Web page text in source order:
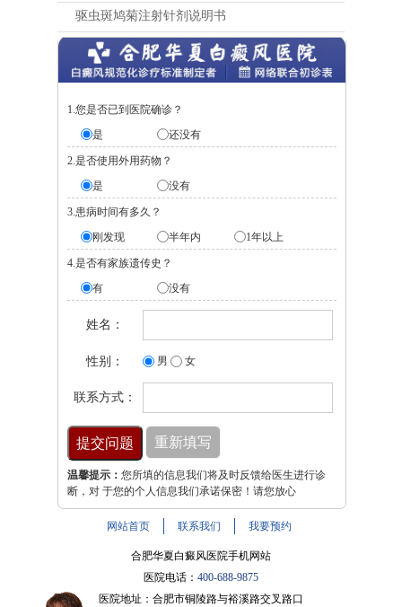
驱虫斑鸠菊注射针剂说明书
1.您是否已到医院确诊？
是
还没有
2.是否使用外用药物？
是
没有
3.患病时间有多久？
刚发现
半年内 1年以上
4.是否有家族遗传史？
有
没有
姓名：
性别： 男 女
联系方式：
温馨提示： 您所填的信息我们将及时反馈给医生进行诊
断，对 于您的个人信息我们承诺保密！请您放心
网站首页 联系我们 我要预约
合肥华夏白癜风医院手机网站
医院电话： 400-688-9875
医院地址：合肥市铜陵路与裕溪路交叉路口